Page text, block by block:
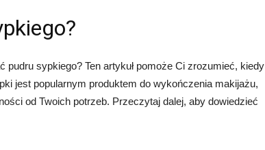
pudru sypkiego? Ten artykuł pomoże Ci zrozumieć, kiedy
jest popularnym produktem do wykończenia makijażu,
od Twoich potrzeb. Przeczytaj dalej, aby dowiedzieć